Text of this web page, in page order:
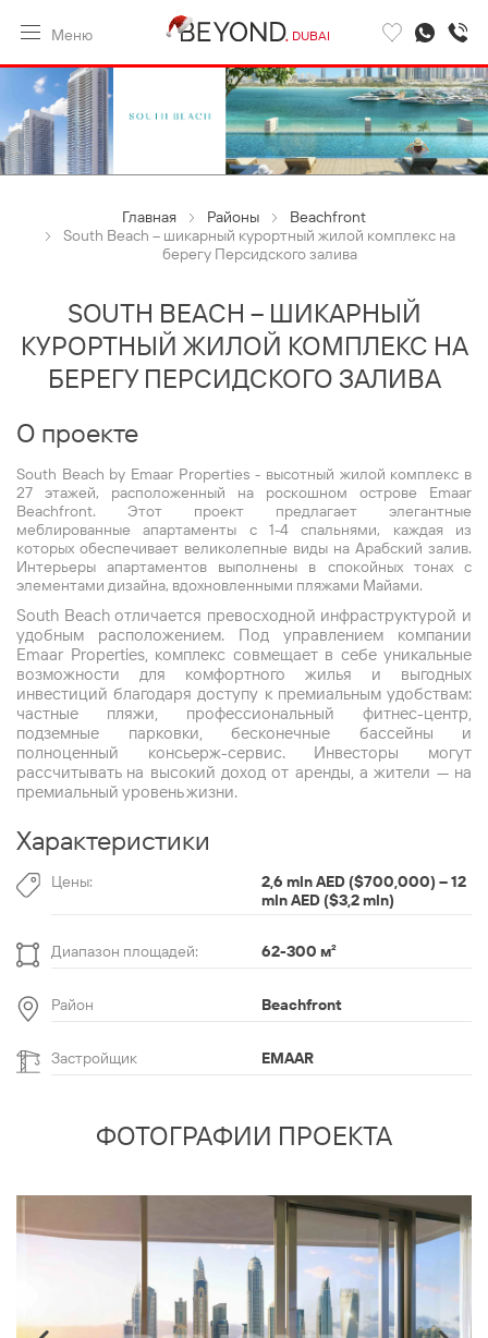
Меню DUBAI
Главная Районы
Beachfront
South Beach – шикарный курортный жилой комплекс на
берегу Персидского залива
SOUTH BEACH – ШИКАРНЫЙ
КУРОРТНЫЙ ЖИЛОЙ КОМПЛЕКС НА
БЕРЕГУ ПЕРСИДСКОГО ЗАЛИВА
О проекте
South Beach by Emaar Properties - высотный жилой комплекс в
27 этажей, расположенный на роскошном острове Emaar
Beachfront. Этот проект предлагает элегантные
меблированные апартаменты с 1-4 спальнями, каждая из
которых обеспечивает великолепные виды на Арабский залив.
Интерьеры апартаментов выполнены в спокойных тонах с
элементами дизайна, вдохновленными пляжами Майами.
South Beach отличается превосходной инфраструктурой и
удобным расположением. Под управлением компании
Emaar Properties, комплекс совмещает в себе уникальные
возможности для комфортного жилья и выгодных
инвестиций благодаря доступу к премиальным удобствам:
частные пляжи, профессиональный фитнес-центр,
подземные парковки, бесконечные бассейны и
полноценный консьерж-сервис. Инвесторы могут
рассчитывать на высокий доход от аренды, а жители — на
премиальный уровень жизни.
Характеристики
Цены:
2,6 mln AED ($700,000) – 12
mln AED ($3,2 mln)
Диапазон площадей: 62-300 м²
Район Beachfront
Застройщик EMAAR
ФОТОГРАФИИ ПРОЕКТА